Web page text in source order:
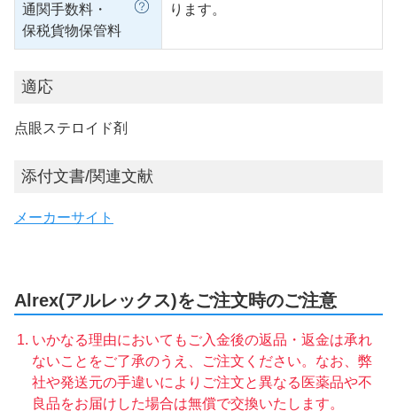
通関手数料・
保税貨物保管料
ります。
適応
点眼ステロイド剤
添付文書/関連文献
メーカーサイト
Alrex(アルレックス)をご注文時のご注意
いかなる理由においてもご入金後の返品・返金は承れ
ないことをご了承のうえ、ご注文ください。なお、弊
社や発送元の手違いによりご注文と異なる医薬品や不
良品をお届けした場合は無償で交換いたします。